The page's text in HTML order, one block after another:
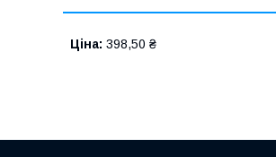
Ціна: 398,50 ₴